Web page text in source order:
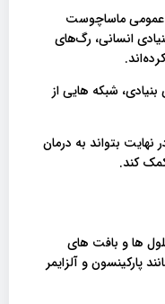
عمومی ماساچوست
انسانی، رگ‌های
بنیادی، شبکه هایی از
بتواند به درمان
کند.
ها و بافت های
پارکینسون و آلزایمر